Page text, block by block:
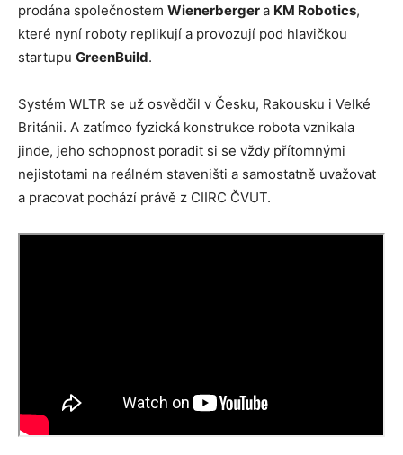
prodána společnostem Wienerbergera KM Robotics,
které nyní roboty replikují a provozují pod hlavičkou
startupu GreenBuild.
Systém WLTR se už osvědčil v Česku, Rakousku i Velké
Británii. A zatímco fyzická konstrukce robota vznikala
jinde, jeho schopnost poradit si se vždy přítomnými
nejistotami na reálném staveništi a samostatně uvažovat
a pracovat pochází právě z CIIRC ČVUT.